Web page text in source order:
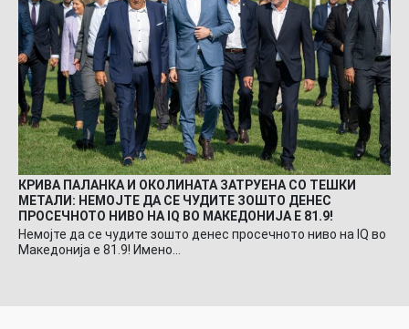
КРИВА ПАЛАНКА И ОКОЛИНАТА ЗАТРУЕНА СО ТЕШКИ
МЕТАЛИ: НЕМОЈТЕ ДА СЕ ЧУДИТЕ ЗОШТО ДЕНЕС
ПРОСЕЧНОТО НИВО НА IQ ВО МАКЕДОНИЈА Е 81.9!
Немојте да се чудите зошто денес просечното ниво на IQ во
Македонија е 81.9! Имено…